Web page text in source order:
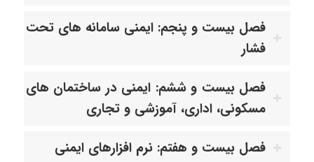
فصل بیست و پنجم: ایمنی سامانه های تحت
فشار
فصل بیست و ششم: ایمنی در ساختمان های
مسکونی، اداری، آموزشی و تجاری
فصل بیست و هفتم: نرم افزارهای ایمنی